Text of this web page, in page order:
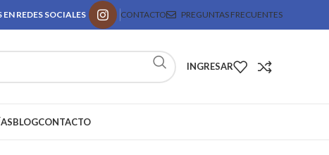
EN REDES SOCIALES CONTACTO PREGUNTAS FRECUENTES
INGRESAR
BLOGCONTACTO